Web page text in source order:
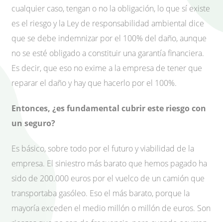
cualquier caso, tengan o no la obligación, lo que sí existe
es el riesgo y la Ley de responsabilidad ambiental dice
que se debe indemnizar por el 100% del daño, aunque
no se esté obligado a constituir una garantía financiera.
Es decir, que eso no exime a la empresa de tener que
reparar el daño y hay que hacerlo por el 100%.
Entonces, ¿es fundamental cubrir este riesgo con
un seguro?
Es básico, sobre todo por el futuro y viabilidad de la
empresa. El siniestro más barato que hemos pagado ha
sido de 200.000 euros por el vuelco de un camión que
transportaba gasóleo. Eso el más barato, porque la
mayoría exceden el medio millón o millón de euros. Son